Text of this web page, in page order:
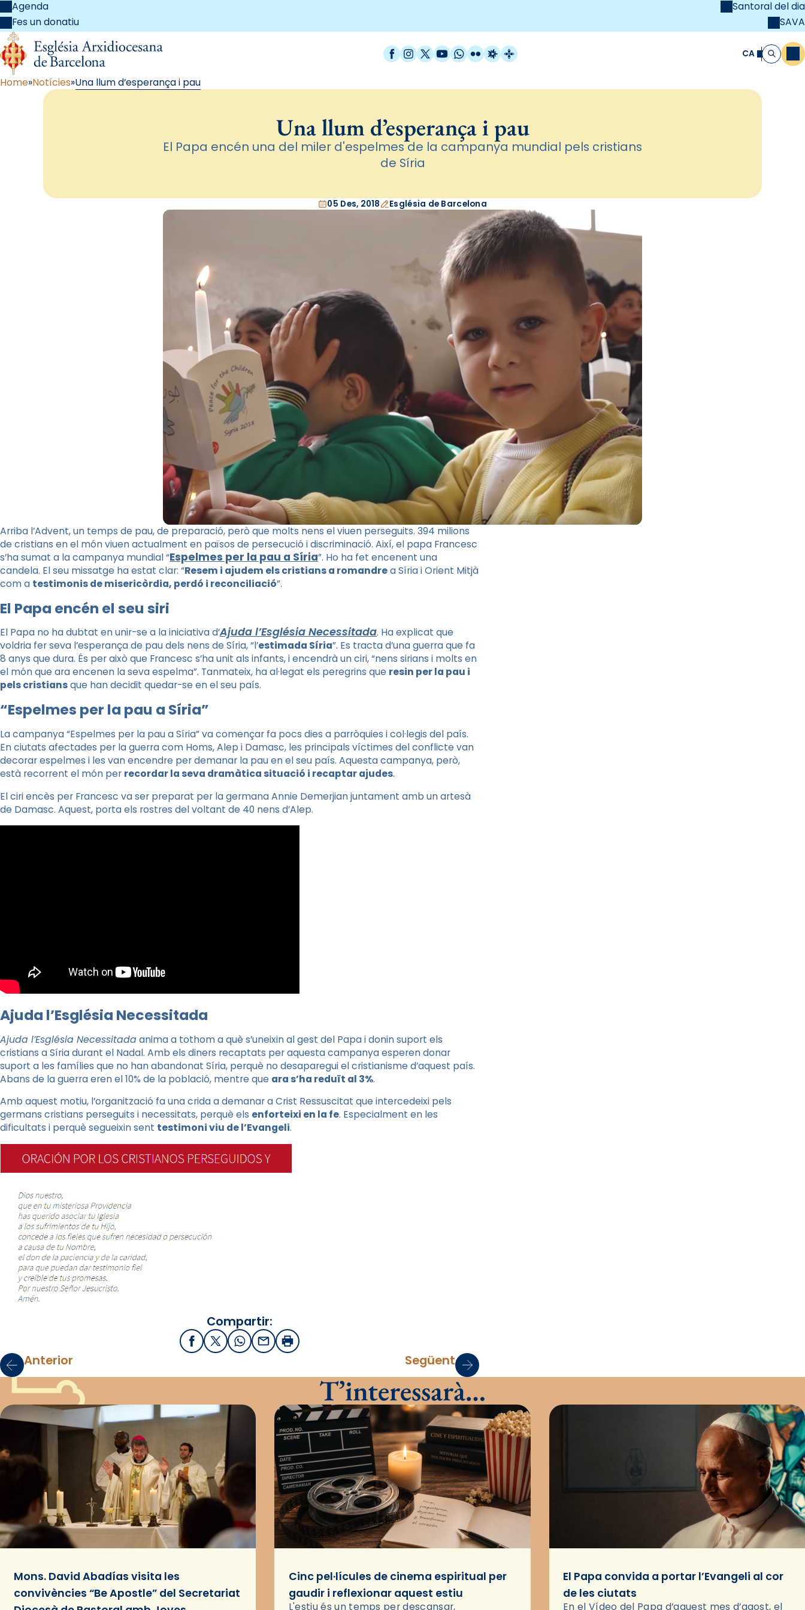
Agenda
Fes un donatiu
Santoral del dia
SAVA
Facebook
Instagram
X / Twitter
YouTube
WhatsApp
FlickrRadio Estel
Catalunya Cristiana CA Cerca
Home Notícies Una llum d’esperança i pau
Una llum d’esperança i pau
El Papa encén una del miler d'espelmes de la campanya mundial pels cristians
de Síria
05 Des, 2018 Església de Barcelona
Arriba l’Advent, un temps de pau, de preparació, però que molts nens el viuen perseguits. 394 milions
de cristians en el món viuen actualment en països de persecució i discriminació. Així, el papa Francesc
s’ha sumat a la campanya mundial “Espelmes per la pau a Síria”. Ho ha fet encenent una
candela. El seu missatge ha estat clar: “Resem i ajudem els cristians a romandrea Síria i Orient Mitjà
com a testimonis de misericòrdia, perdó i reconciliació”.
El Papa encén el seu siri
El Papa no ha dubtat en unir-se a la iniciativa d’Ajuda l’Església Necessitada. Ha explicat que
voldria fer seva l’esperança de pau dels nens de Síria, “l’estimada Síria”. Es tracta d’una guerra que fa
8 anys que dura. És per això que Francesc s’ha unit als infants, i encendrà un ciri, “nens sirians i molts en
el món que ara encenen la seva espelma”. Tanmateix, ha al·legat els peregrins que resin per la pau i
pels cristiansque han decidit quedar-se en el seu país.
“Espelmes per la pau a Síria”
La campanya “Espelmes per la pau a Síria” va començar fa pocs dies a parròquies i col·legis del país.
En ciutats afectades per la guerra com Homs, Alep i Damasc, les principals víctimes del conflicte van
decorar espelmes i les van encendre per demanar la pau en el seu país. Aquesta campanya, però,
està recorrent el món per recordar la seva dramàtica situació i recaptar ajudes.
El ciri encès per Francesc va ser preparat per la germana Annie Demerjian juntament amb un artesà
de Damasc. Aquest, porta els rostres del voltant de 40 nens d’Alep.
Ajuda l’Església Necessitada
Ajuda l’Església Necessitada anima a tothom a què s’uneixin al gest del Papa i donin suport els
cristians a Síria durant el Nadal. Amb els diners recaptats per aquesta campanya esperen donar
suport a les famílies que no han abandonat Síria, perquè no desaparegui el cristianisme d’aquest país.
Abans de la guerra eren el 10% de la població, mentre que ara s’ha reduït al 3%.
Amb aquest motiu, l’organització fa una crida a demanar a Crist Ressuscitat que intercedeixi pels
germans cristians perseguits i necessitats, perquè els enforteixi en la fe. Especialment en les
dificultats i perquè segueixin sent testimoni viu de l’Evangeli.
Compartir:
FacebookX / Twitter
WhatsApp
EmailImprimir
Anterior Següent
T’interessarà…
Mons. David Abadías visita les
convivències “Be Apostle” del Secretariat
Cinc pel·lícules de cinema espiritual per
gaudir i reflexionar aquest estiu
L'estiu és un temps per descansar,
El Papa convida a portar l’Evangeli al cor
de les ciutats
En el Vídeo del Papa d’aquest mes d’agost, el